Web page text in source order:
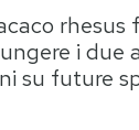
Storie/
Ok
Media
i due
su future